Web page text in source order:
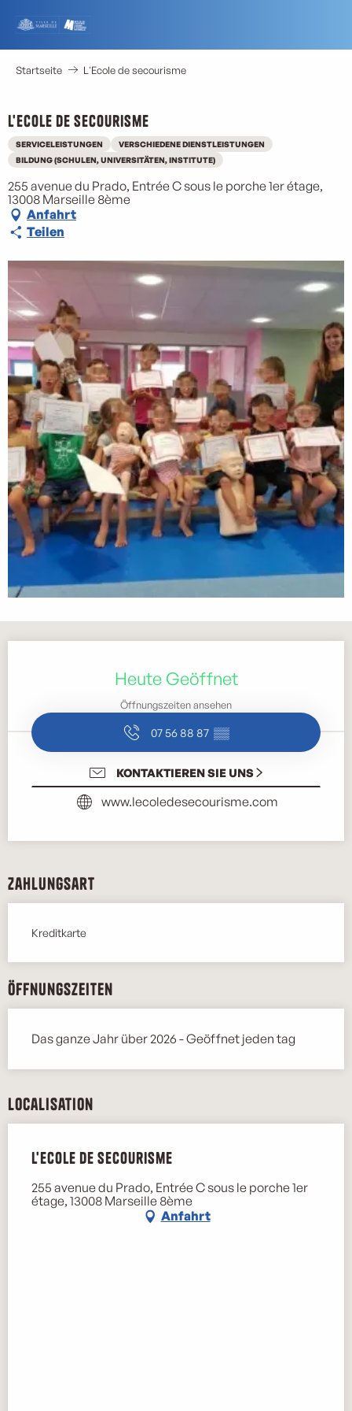
contenu
principal
Startseite L'Ecole de secourisme
L'Ecole de secourisme
SERVICELEISTUNGEN
VERSCHIEDENE DIENSTLEISTUNGEN
BILDUNG (SCHULEN, UNIVERSITÄTEN, INSTITUTE)
255 avenue du Prado, Entrée C sous le porche 1er étage,
13008 Marseille 8ème
Anfahrt
Teilen
Heute Geöffnet
Öffnungszeiten ansehen
07 56 88 87 ▒▒
KONTAKTIEREN SIE UNS
www.lecoledesecourisme.com
Zahlungsart
Kreditkarte
Öffnungszeiten
Das ganze Jahr über 2026 - Geöffnet jeden tag
Localisation
L'Ecole de secourisme
255 avenue du Prado, Entrée C sous le porche 1er
étage, 13008 Marseille 8ème
Anfahrt